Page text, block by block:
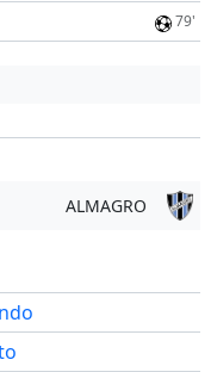
79'
ALMAGRO